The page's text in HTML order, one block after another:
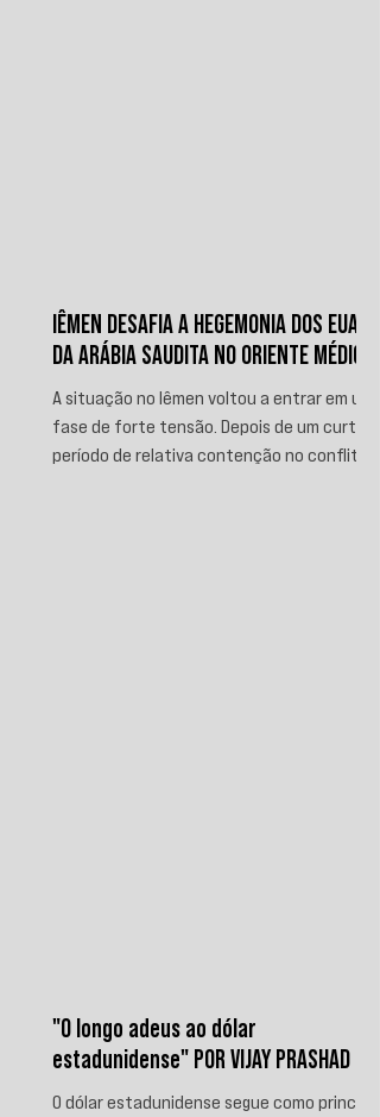
IÊMEN DESAFIA A HEGEMONIA DOS EUA E
DA ARÁBIA SAUDITA NO ORIENTE MÉDIO
A situação no Iêmen voltou a entrar em uma
fase de forte tensão. Depois de um curto
período de relativa contenção no conflito,
"O longo adeus ao dólar
estadunidense" POR VIJAY PRASHAD
O dólar estadunidense segue como principal